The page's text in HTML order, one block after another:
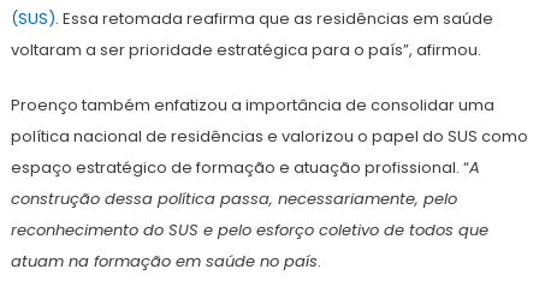
(SUS). Essa retomada reafirma que as residências em saúde
voltaram a ser prioridade estratégica para o país”, afirmou.
Proenço também enfatizou a importância de consolidar uma
política nacional de residências e valorizou o papel do SUS como
espaço estratégico de formação e atuação profissional. “A
construção dessa política passa, necessariamente, pelo
reconhecimento do SUS e pelo esforço coletivo de todos que
atuam na formação em saúde no país.